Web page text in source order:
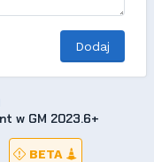
Dodaj
w GM 2023.6+
BETA